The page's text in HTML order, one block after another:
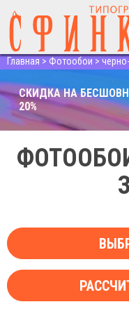
Главная > Фотообои >
СКИДКА НА
20%